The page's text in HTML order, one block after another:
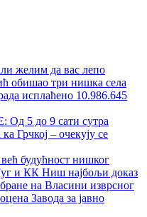
желим да вас лепо
обишао три нишка села
исплаћено 10.986.645
5 до 9 сати сутра
Грчкој – очекују се
будућност нишког
и КК Ниш најбољи доказ
на Власини изврсног
Завода за јавно